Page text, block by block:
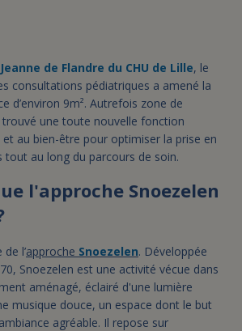
Jeanne de Flandre du CHU de Lille, le
consultations pédiatriques a amené la
d’environ 9m². Autrefois zone de
trouvé une toute nouvelle fonction
au bien-être pour optimiser la prise en
tout au long du parcours de soin.
l'approche Snoezelen
l’approche Snoezelen. Développée
Snoezelen est une activité vécue dans
aménagé, éclairé d'une lumière
musique douce, un espace dont le but
agréable. Il repose sur